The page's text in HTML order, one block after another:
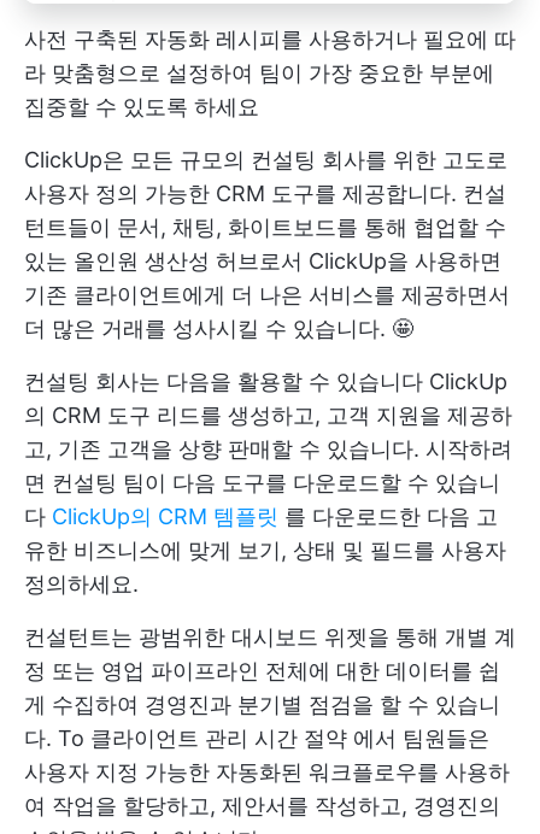
사전 구축된 자동화 레시피를 사용하거나 필요에 따
라 맞춤형으로 설정하여 팀이 가장 중요한 부분에
집중할 수 있도록 하세요
ClickUp은 모든 규모의 컨설팅 회사를 위한 고도로
사용자 정의 가능한 CRM 도구를 제공합니다. 컨설
턴트들이 문서, 채팅, 화이트보드를 통해 협업할 수
있는 올인원 생산성 허브로서 ClickUp을 사용하면
기존 클라이언트에게 더 나은 서비스를 제공하면서
더 많은 거래를 성사시킬 수 있습니다. 🤩
컨설팅 회사는 다음을 활용할 수 있습니다 ClickUp
의 CRM 도구 리드를 생성하고, 고객 지원을 제공하
고, 기존 고객을 상향 판매할 수 있습니다. 시작하려
면 컨설팅 팀이 다음 도구를 다운로드할 수 있습니
다 ClickUp의 CRM 템플릿 를 다운로드한 다음 고
유한 비즈니스에 맞게 보기, 상태 및 필드를 사용자
정의하세요.
컨설턴트는 광범위한 대시보드 위젯을 통해 개별 계
정 또는 영업 파이프라인 전체에 대한 데이터를 쉽
게 수집하여 경영진과 분기별 점검을 할 수 있습니
다. To 클라이언트 관리 시간 절약 에서 팀원들은
사용자 지정 가능한 자동화된 워크플로우를 사용하
여 작업을 할당하고, 제안서를 작성하고, 경영진의